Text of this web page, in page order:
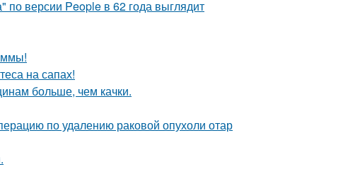
по версии People в 62 года выглядит
на сапах!
больше, чем качки.
по удалению раковой опухоли отар